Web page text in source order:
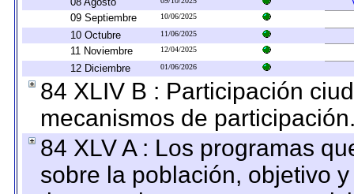
09 Septiembre
10/06/2025
10 Octubre 11/06/2025
11 Noviembre 12/04/2025
12 Diciembre 01/06/2026
84 XLIV B : Participación
mecanismos de
84 XLV A : Los programas
sobre la población, objetivo